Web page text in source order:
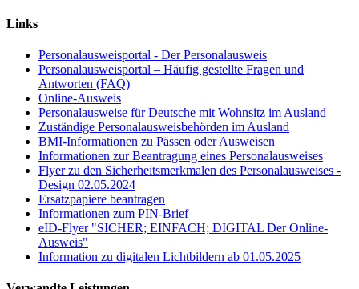
Links
Personalausweisportal - Der Personalausweis
Personalausweisportal – Häufig gestellte Fragen und
Antworten (FAQ)
Online-Ausweis
Personalausweise für Deutsche mit Wohnsitz im Ausland
Zuständige Personalausweisbehörden im Ausland
BMI-Informationen zu Pässen oder Ausweisen
Informationen zur Beantragung eines Personalausweises
Flyer zu den Sicherheitsmerkmalen des Personalausweises -
Design 02.05.2024
Ersatzpapiere beantragen
Informationen zum PIN-Brief
eID-Flyer "SICHER; EINFACH; DIGITAL Der Online-
Ausweis"
Information zu digitalen Lichtbildern ab 01.05.2025